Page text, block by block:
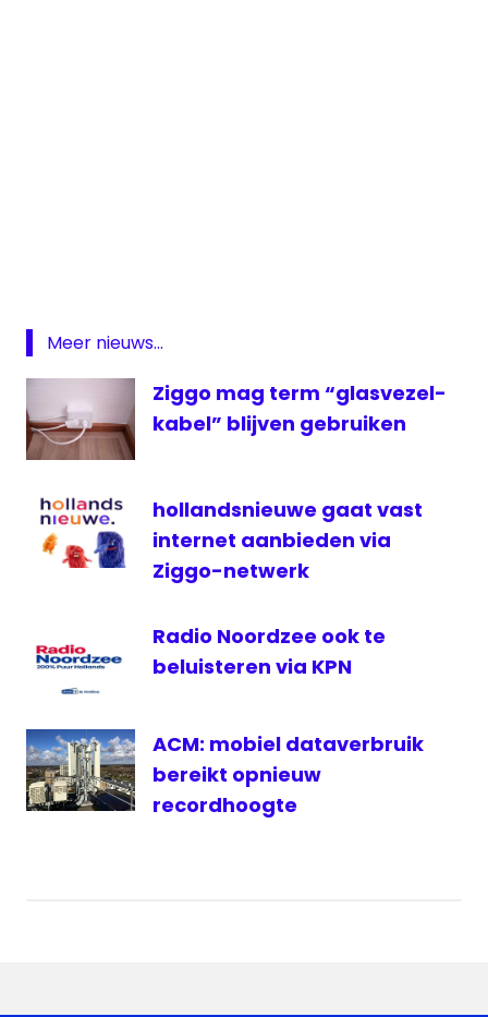
televisie
Meer nieuws...
Ziggo mag term “glasvezel-
kabel” blijven gebruiken
hollandsnieuwe gaat vast
internet aanbieden via
Ziggo-netwerk
Radio Noordzee ook te
beluisteren via KPN
ACM: mobiel dataverbruik
bereikt opnieuw
recordhoogte